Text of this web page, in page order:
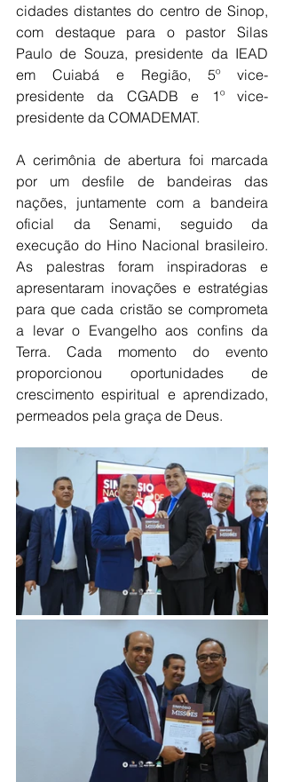
cidades distantes do centro de Sinop,
com destaque para o pastor Silas
Paulo de Souza, presidente da IEAD
em Cuiabá e Região, 5º vice-
presidente da CGADB e 1º vice-
presidente da COMADEMAT.
A cerimônia de abertura foi marcada
por um desfile de bandeiras das
nações, juntamente com a bandeira
oficial da Senami, seguido da
execução do Hino Nacional brasileiro.
As palestras foram inspiradoras e
apresentaram inovações e estratégias
para que cada cristão se comprometa
a levar o Evangelho aos confins da
Terra. Cada momento do evento
proporcionou oportunidades de
crescimento espiritual e aprendizado,
permeados pela graça de Deus.